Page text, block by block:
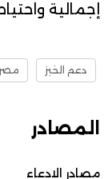
إجمالية
دعم الخبز مصر
المصادر
مصادر الادعاء